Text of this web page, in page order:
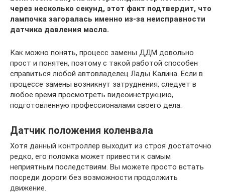
через несколько секунд, этот факт подтвердит, что
лампочка загоралась именно из-за неисправности
датчика давления масла.
Как можно понять, процесс замены ДДМ довольно
прост и понятен, поэтому с такой работой способен
справиться любой автовладелец Лады Калина. Если в
процессе замены возникнут затруднения, следует в
любое время просмотреть видеоинструкцию,
подготовленную профессионалами своего дела.
Датчик положения коленвала
Хотя данный контроллер выходит из строя достаточно
редко, его поломка может привести к самым
неприятным последствиям. Вы можете просто встать
посреди дороги без возможности продолжить
движение.